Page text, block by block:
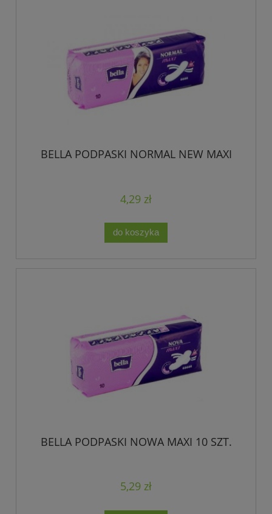
BELLA PODPASKI NORMAL NEW MAXI
4,29 zł
do koszyka
BELLA PODPASKI NOWA MAXI 10 SZT.
5,29 zł